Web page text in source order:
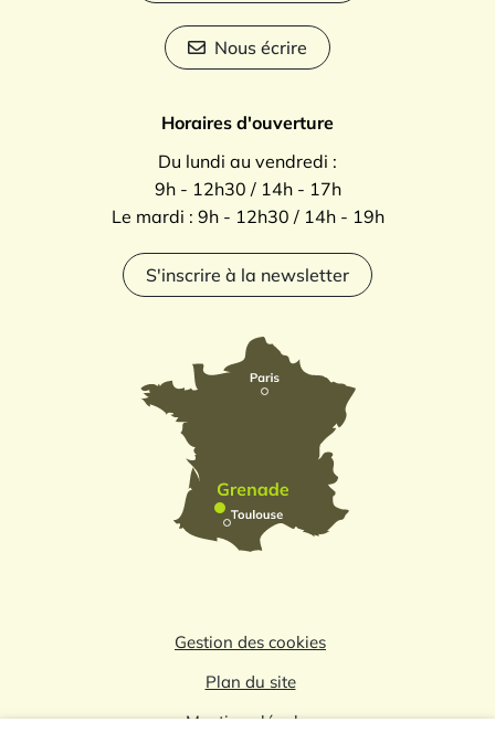
Nous écrire
Horaires d'ouverture
Du lundi au vendredi :
9h - 12h30 / 14h - 17h
Le mardi : 9h - 12h30 / 14h - 19h
S'inscrire à la newsletter
Gestion des cookies
Plan du site
Mentions légales